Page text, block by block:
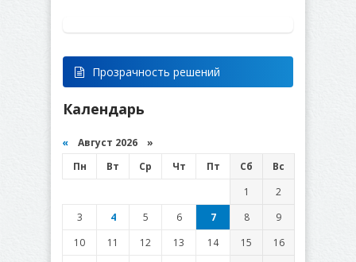
Прозрачность решений
Календарь
« Август 2026 »
Пн
Вт Ср Чт Пт Сб
Вс
1
2
3
4 5 6 7 8
9
10
11 12 13 14 15
16